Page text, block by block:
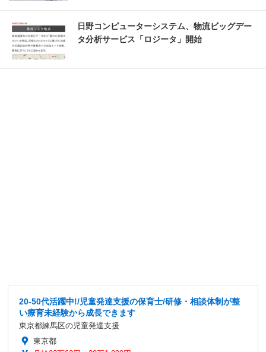
日野コンピューターシステム、物流ビッグデー
タ分析サービス「ロジータ」開始
20-50代活躍中!/児童発達支援の保育士/研修・相談体制が整
い療育未経験から成長できます
東京都練馬区の児童発達支援
東京都